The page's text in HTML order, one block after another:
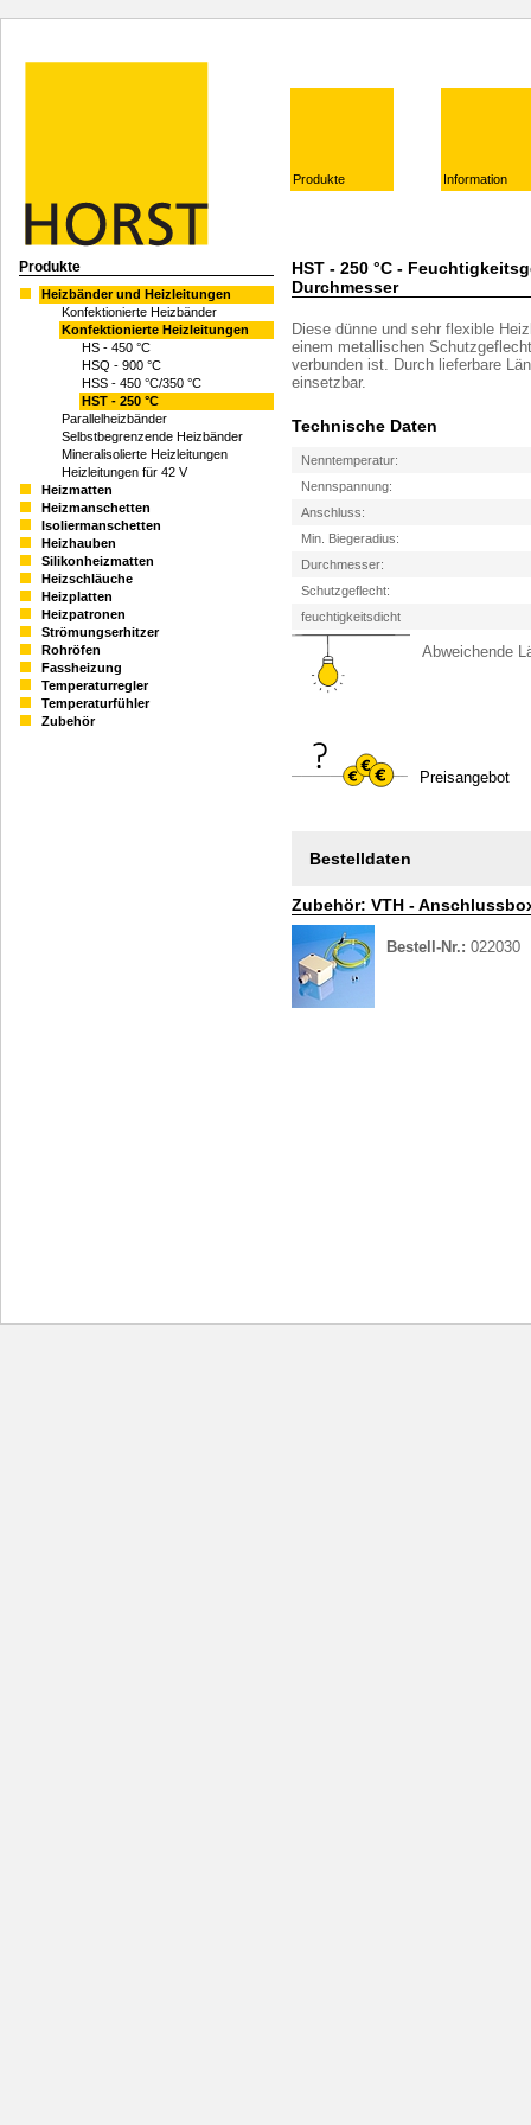
Produkte Information
Produkte
Heizbänder und Heizleitungen
Konfektionierte Heizbänder
Konfektionierte Heizleitungen
HS - 450 °C
HSQ - 900 °C
HSS - 450 °C/350 °C
HST - 250 °C
Parallelheizbänder
Selbstbegrenzende Heizbänder
Mineralisolierte Heizleitungen
Heizleitungen für 42 V
Heizmatten
Heizmanschetten
Isoliermanschetten
Heizhauben
Silikonheizmatten
Heizschläuche
Heizplatten
Heizpatronen
Strömungserhitzer
Rohröfen
Fassheizung
Temperaturregler
Temperaturfühler
Zubehör
HST - 250 °C -
Durchmesser
Diese dünne und sehr flexible
einem metallischen
verbunden ist. Durch lieferbare
einsetzbar.
Technische Daten
Nenntemperatur:
Nennspannung:
Anschluss:
Min. Biegeradius:
Durchmesser:
Schutzgeflecht:
feuchtigkeitsdicht
Abweichende
Preisangebot
Bestelldaten
Zubehör: VTH -
Bestell-Nr.: 022030